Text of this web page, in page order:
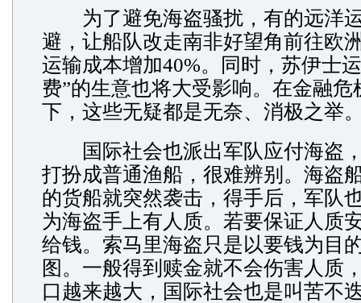
为了避免海盗骚扰，有的远洋
避，让船队改走南非好望角前往欧
运输成本增加40%。同时，苏伊士
费”的生意也将大受影响。在金融
下，这些无疑都是无奈、消极之举
国际社会也派出军队应付海盗
打扮成普通渔船，很难辨别。海盗
的货船就突然袭击，得手后，军队
为海盗手上有人质。若要保证人质
给钱。索马里海盗只是以要钱为目
图。一般得到赎金就不会伤害人质
口越来越大，国际社会也是叫苦不